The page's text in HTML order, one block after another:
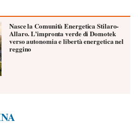
Nasce la Comunità Energetica Stilaro-
Allaro. L’impronta verde di Domotek
verso autonomia e libertà energetica nel
reggino